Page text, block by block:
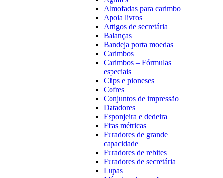
Almofadas para carimbo
Apoia livros
Artigos de secretária
Balanças
Bandeja porta moedas
Carimbos
Carimbos – Fórmulas
especiais
Clips e pioneses
Cofres
Conjuntos de impressão
Datadores
Esponjeira e dedeira
Fitas métricas
Furadores de grande
capacidade
Furadores de rebites
Furadores de secretária
Lupas